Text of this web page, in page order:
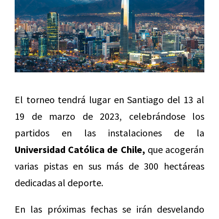
El torneo tendrá lugar en Santiago del 13 al
19 de marzo de 2023, celebrándose los
partidos en las instalaciones de la
Universidad Católica de Chile, que acogerán
varias pistas en sus más de 300 hectáreas
dedicadas al deporte.
En las próximas fechas se irán desvelando